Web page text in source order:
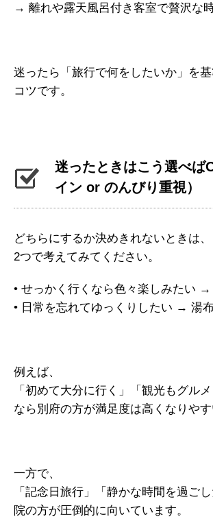
→ 離れや露天風呂付き客室で贅沢な
迷ったら「旅行で何をしたいか」を
コツです。
迷ったときはこう選べば
イン or のんびり重視）
どちらにするか決めきれないときは
2つで考えてみてください。
• せっかく行くなら色々楽しみたい
• 日常を忘れてゆっくりしたい → 湯
例えば、
「初めて大分に行く」「観光もグルメ
なら別府の方が満足度は高くなりやす
一方で、
「記念日旅行」「静かな時間を過ご
院の方が圧倒的に向いています。